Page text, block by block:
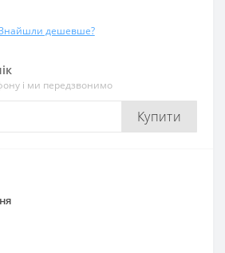
дешевше?
і ми передзвонимо
Купити